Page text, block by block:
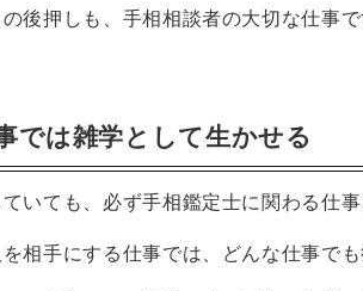
後押しも、手相相談者の大切な仕事で
では雑学として生かせる
いても、必ず手相鑑定士に関わる仕事
相手にする仕事では、どんな仕事でも